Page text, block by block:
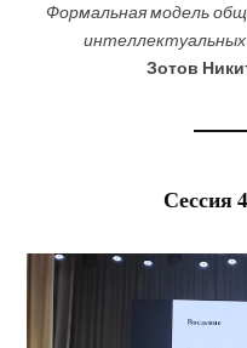
Формальная модель
интеллектуальных
Зотов
Сессия